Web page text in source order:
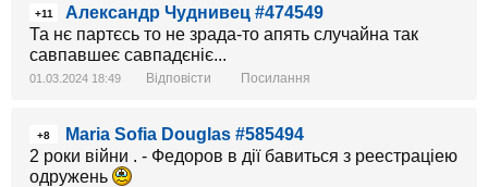
+11
Александр Чуднивец #474549
Та нє партєсь то не зрада-то апять случайна так
савпавшеє савпадєніє...
01.03.2024 18:49 Відповісти Посилання
+8
Maria Sofia Douglas #585494
2 роки війни . - Федоров в дії бавиться з реестраціею
одружень